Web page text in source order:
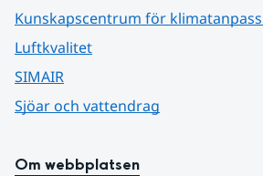
Kunskapscentrum för
Luftkvalitet
SIMAIR
Sjöar och vattendrag
Om webbplatsen